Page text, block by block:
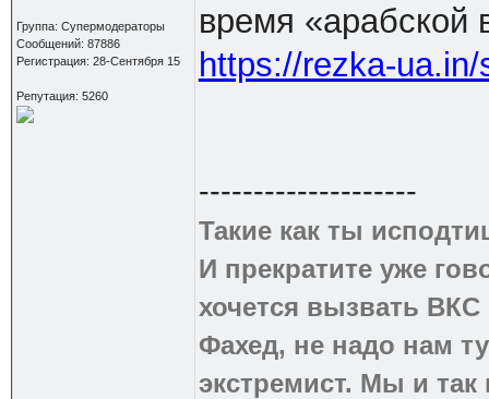
Группа: Супермодераторы
Сообщений: 87886
Регистрация: 28-Сентября 15
Репутация: 5260
время «арабской
https://rezka-
--------------------
Такие как ты
И прекратите уже
хочется вызвать
Фахед, не надо нам
экстремист. Мы и